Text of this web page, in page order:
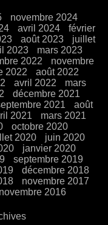
novembre 2024
avril 2024
février
août 2023
juillet
2023
mars 2023
2022
novembre
2022
août 2022
avril 2022
mars
décembre 2021
2021
août
2021
mars 2021
octobre 2020
2020
juin 2020
janvier 2020
septembre 2019
décembre 2018
novembre 2017
novembre 2016